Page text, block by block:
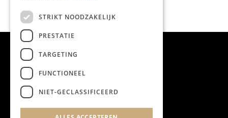
STRIKT NOODZAKELIJK
PRESTATIE
TARGETING
FUNCTIONEEL
NIET-GECLASSIFICEERD